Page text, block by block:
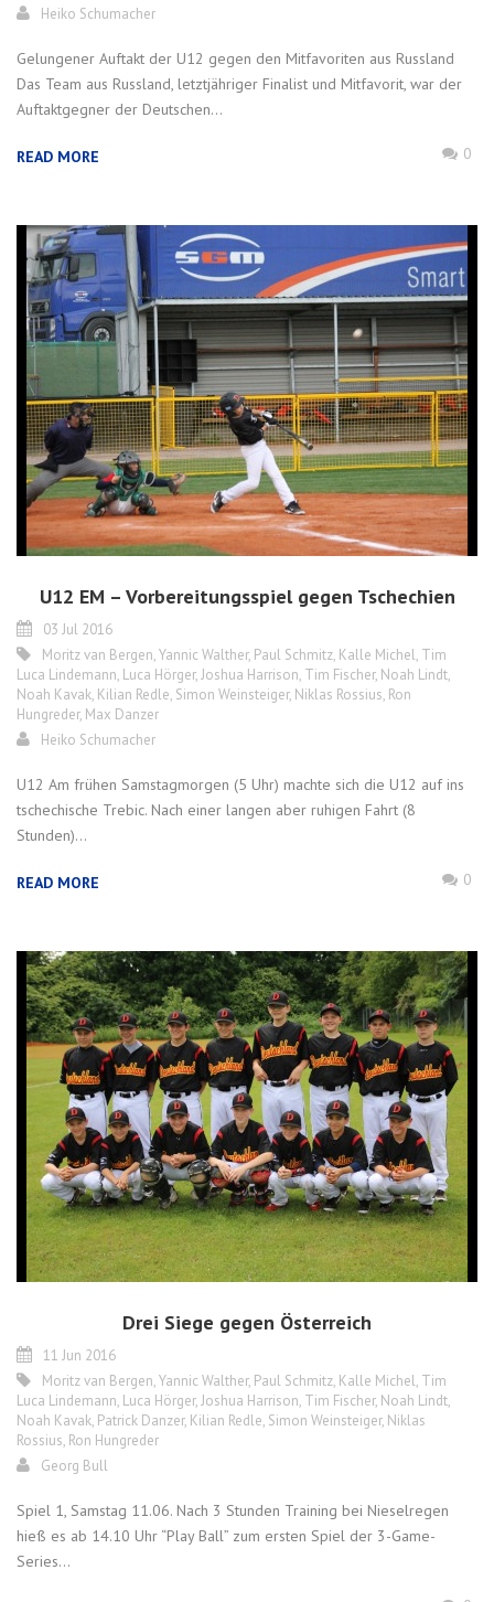
Heiko Schumacher
Gelungener Auftakt der U12 gegen den Mitfavoriten aus Russland
Das Team aus Russland, letztjähriger Finalist und Mitfavorit, war der
Auftaktgegner der Deutschen...
READ MORE 0
U12 EM – Vorbereitungsspiel gegen Tschechien
03 Jul 2016
Moritz van Bergen,Yannic Walther, Paul Schmitz, Kalle Michel, Tim
Luca Lindemann, Luca Hörger,Joshua Harrison, Tim Fischer, Noah Lindt,
Noah Kavak, Kilian Redle, Simon Weinsteiger, Niklas Rossius, Ron
Hungreder, Max Danzer
Heiko Schumacher
U12 Am frühen Samstagmorgen (5 Uhr) machte sich die U12 auf ins
tschechische Trebic. Nach einer langen aber ruhigen Fahrt (8
Stunden)...
READ MORE 0
Drei Siege gegen Österreich
11 Jun 2016
Moritz van Bergen,Yannic Walther, Paul Schmitz, Kalle Michel, Tim
Luca Lindemann, Luca Hörger,Joshua Harrison, Tim Fischer, Noah Lindt,
Noah Kavak, Patrick Danzer, Kilian Redle, Simon Weinsteiger, Niklas
Rossius, Ron Hungreder
Georg Bull
Spiel 1, Samstag 11.06. Nach 3 Stunden Training bei Nieselregen
hieß es ab 14.10 Uhr “Play Ball” zum ersten Spiel der 3-Game-
Series...